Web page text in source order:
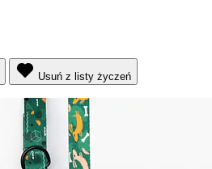
Usuń z listy życzeń